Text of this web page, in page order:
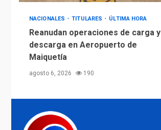
NACIONALES TITULARES ÚLTIMA HORA
Reanudan operaciones de carga y
descarga en Aeropuerto de
Maiquetía
agosto 6, 2026 190